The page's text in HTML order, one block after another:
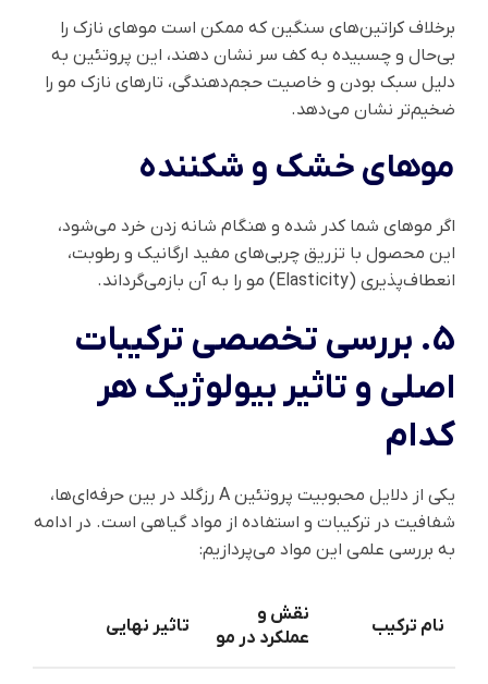
برخلاف کراتین‌های سنگین که ممکن است موهای نازک را
بی‌حال و چسبیده به کف سر نشان دهند، این پروتئین به
دلیل سبک بودن و خاصیت حجم‌دهندگی، تارهای نازک مو را
ضخیم‌تر نشان می‌دهد.
موهای خشک و شکننده
اگر موهای شما کدر شده و هنگام شانه زدن خرد می‌شود،
این محصول با تزریق چربی‌های مفید ارگانیک و رطوبت،
انعطاف‌پذیری (Elasticity) مو را به آن بازمی‌گرداند.
5. بررسی تخصصی ترکیبات
اصلی و تاثیر بیولوژیک هر
کدام
یکی از دلایل محبوبیت پروتئین A رزگلد در بین حرفه‌ای‌ها،
شفافیت در ترکیبات و استفاده از مواد گیاهی است. در ادامه
به بررسی علمی این مواد می‌پردازیم:
نام ترکیب
نقش و
عملکرد در مو
تاثیر نهایی